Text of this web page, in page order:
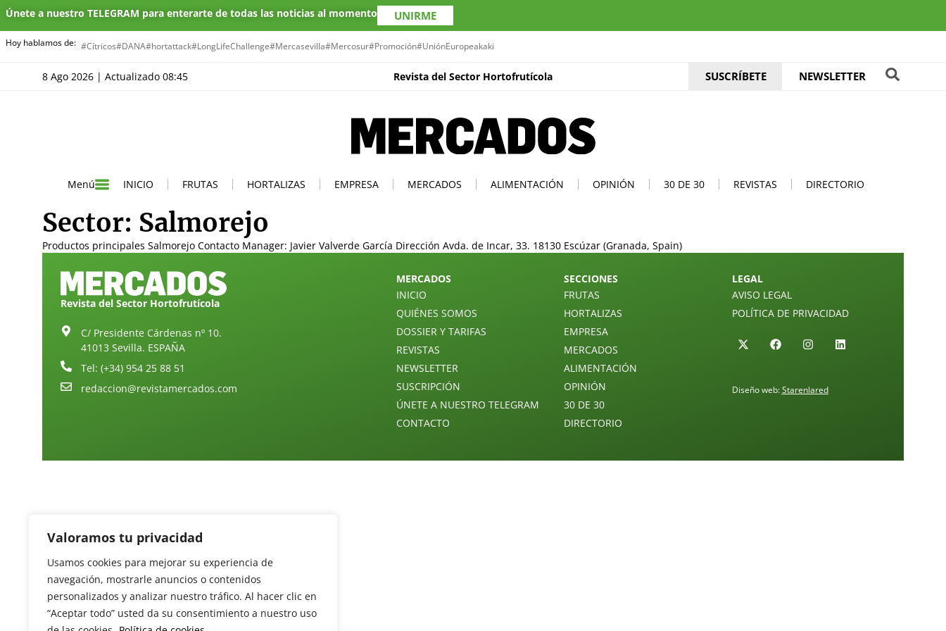
Valoramos tu privacidad
Usamos cookies para mejorar su experiencia de
navegación, mostrarle anuncios o contenidos
personalizados y analizar nuestro tráfico. Al hacer clic en
“Aceptar todo” usted da su consentimiento a nuestro uso
Únete a nuestro TELEGRAM para enterarte de todas las noticias al momento UNIRME
Hoy hablamos de: #Cítricos#DANA#hortattack#LongLifeChallenge#Mercasevilla#Mercosur#Promoción#UniónEuropeakaki
8 Ago 2026 | Actualizado 08:45 Revista del Sector Hortofrutícola SUSCRÍBETE NEWSLETTER
Menú INICIO FRUTAS HORTALIZAS EMPRESA MERCADOS ALIMENTACIÓN OPINIÓN 30 DE 30 REVISTAS DIRECTORIO
Sector: Salmorejo
Productos principales Salmorejo Contacto Manager: Javier Valverde García Dirección Avda. de Incar, 33. 18130 Escúzar (Granada, Spain)
Revista del Sector Hortofrutícola
C/ Presidente Cárdenas nº 10.
41013 Sevilla. ESPAÑA
Tel: (+34) 954 25 88 51
redaccion@revistamercados.com
MERCADOS
INICIO
QUIÉNES SOMOS
DOSSIER Y TARIFAS
REVISTAS
NEWSLETTER
SUSCRIPCIÓN
ÚNETE A NUESTRO TELEGRAM
CONTACTO
SECCIONES
FRUTAS
HORTALIZAS
EMPRESA
MERCADOS
ALIMENTACIÓN
OPINIÓN
30 DE 30
DIRECTORIO
LEGAL
AVISO LEGAL
POLÍTICA DE PRIVACIDAD
Diseño web:Starenlared